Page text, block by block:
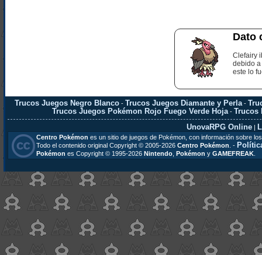
Dato
Clefairy
debido
este lo
Trucos Juegos Negro Blanco -Trucos Juegos Diamante y Perla -
Trucos Juegos Pokémon Rojo Fuego Verde Hoja -Trucos
UnovaRPG Online |
Centro Pokémon es un sitio de juegos de Pokémon, con información sobre
Todo el contenido original Copyright © 2005-2026 Centro Pokémon . -
Pokémon es Copyright © 1995-2026 Nintendo, Pokémon y GAMEFREAK.